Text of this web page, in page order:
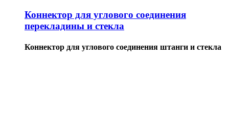
Коннектор для углового соединения
перекладины и стекла
Коннектор для углового соединения штанги и стекла